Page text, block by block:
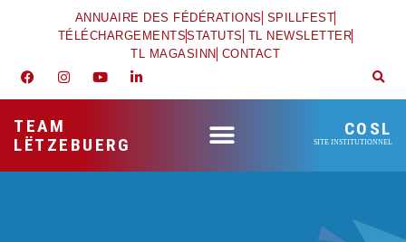
ANNUAIRE DES FÉDÉRATIONS SPILLFEST
TÉLÉCHARGEMENTSSTATUTS TL NEWSLETTER
TL MAGASINN CONTACT
TEAM
LËTZEBUERG
COSL
SITE INSTITUTIONNEL